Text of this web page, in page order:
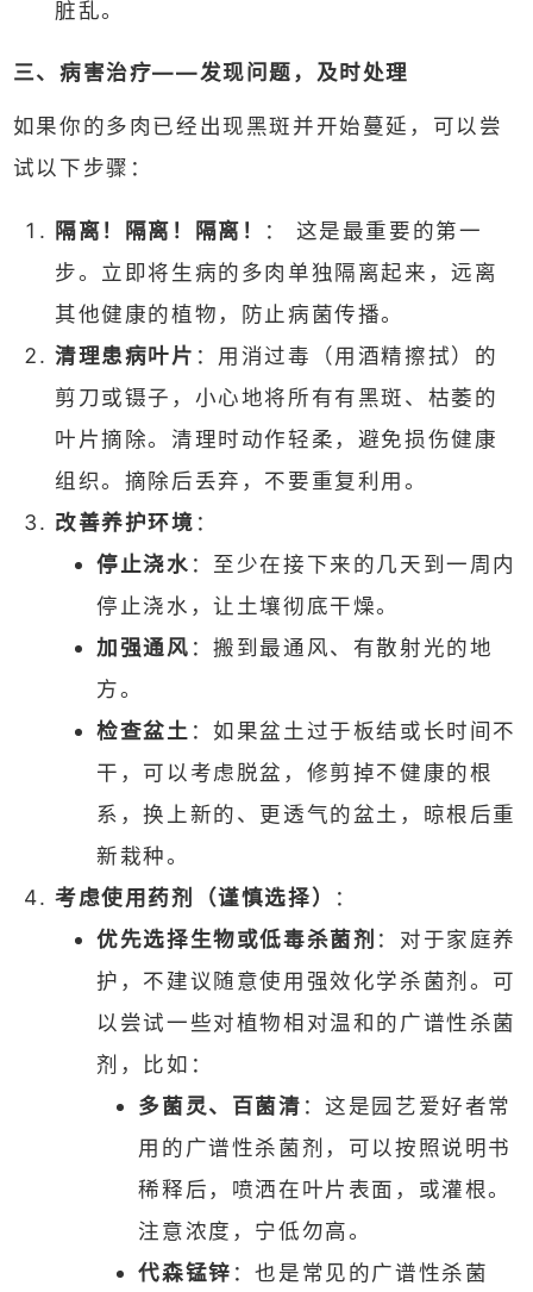
脏乱。
三、病害治疗——发现问题，及时处理
如果你的多肉已经出现黑斑并开始蔓延，可以尝
试以下步骤：
隔离！隔离！隔离！
： 这是最重要的第一
步。立即将生病的多肉单独隔离起来，远离
其他健康的植物，防止病菌传播。
清理患病叶片 ：用消过毒（用酒精擦拭）的
剪刀或镊子，小心地将所有有黑斑、枯萎的
叶片摘除。清理时动作轻柔，避免损伤健康
组织。摘除后丢弃，不要重复利用。
改善养护环境 ：
停止浇水 ：至少在接下来的几天到一周内
停止浇水，让土壤彻底干燥。
加强通风 ：搬到最通风、有散射光的地
方。
检查盆土 ：如果盆土过于板结或长时间不
干，可以考虑脱盆，修剪掉不健康的根
系，换上新的、更透气的盆土，晾根后重
新栽种。
考虑使用药剂（谨慎选择）
：
优先选择生物或低毒杀菌剂 ：对于家庭养
护，不建议随意使用强效化学杀菌剂。可
以尝试一些对植物相对温和的广谱性杀菌
剂，比如：
多菌灵、百菌清 ：这是园艺爱好者常
用的广谱性杀菌剂，可以按照说明书
稀释后，喷洒在叶片表面，或灌根。
注意浓度，宁低勿高。
代森锰锌 ：也是常见的广谱性杀菌